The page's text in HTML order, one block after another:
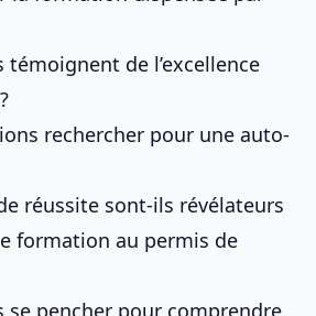
de l’excellence
rechercher pour une auto-
réussite sont-ils révélateurs
formation au permis de